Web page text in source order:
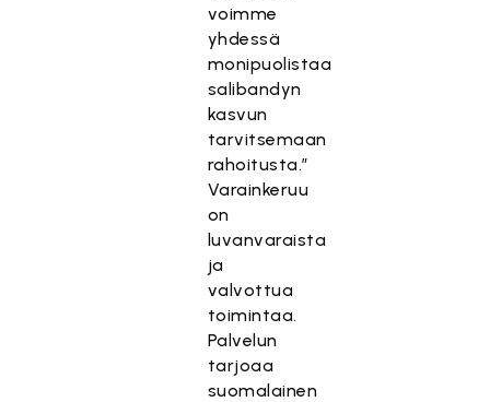
voimme
yhdessä
monipuolistaa
salibandyn
kasvun
tarvitsemaan
rahoitusta.”
Varainkeruu
on
luvanvaraista
ja
valvottua
toimintaa.
Palvelun
tarjoaa
suomalainen